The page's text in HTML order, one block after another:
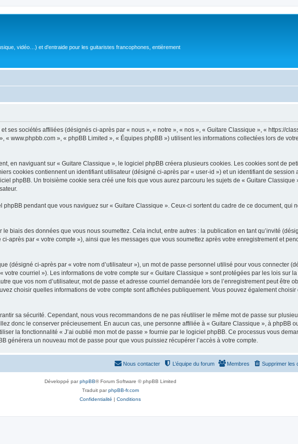
vidéo…) et d'entraide pour les guitaristes francophones, entièrement
ses sociétés affiliées (désignés ci-après par « nous », « notre », « nos », « Guitare Classique », « https://
« www.phpbb.com », « phpBB Limited », « Équipes phpBB ») utilisent les informations collectées lors de
en naviguant sur « Guitare Classique », le logiciel phpBB créera plusieurs cookies. Les cookies sont de
cookies contiennent un identifiant utilisateur (désigné ci-après par « user-id ») et un identifiant de session
phpBB. Un troisième cookie sera créé une fois que vous aurez parcouru les sujets de « Guitare Classique
pendant que vous naviguez sur « Guitare Classique ». Ceux-ci sortent du cadre de ce document, qui
biais des données que vous nous soumettez. Cela inclut, entre autres : la publication en tant qu’invité
après par « votre compte »), ainsi que les messages que vous soumettez après votre enregistrement et
(désigné ci-après par « votre nom d’utilisateur »), un mot de passe personnel utilisé pour vous connecter
courriel »). Les informations de votre compte sur « Guitare Classique » sont protégées par les lois sur
que vos nom d’utilisateur, mot de passe et adresse courriel demandée lors de l’enregistrement peut être
choisir quelles informations de votre compte sont affichées publiquement. Vous pouvez également
sa sécurité. Cependant, nous vous recommandons de ne pas réutiliser le même mot de passe sur
donc le conserver précieusement. En aucun cas, une personne affiliée à « Guitare Classique », à phpBB
la fonctionnalité « J’ai oublié mon mot de passe » fournie par le logiciel phpBB. Ce processus vous
générera un nouveau mot de passe pour que vous puissiez récupérer l’accès à votre compte.
Supprimer les
Membres
L’équipe du forum
Nous contacter
Développé parphpBB® Forum Software © phpBB Limited
Traduit parphpBB-fr.com
Confidentialité | Conditions